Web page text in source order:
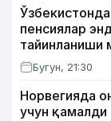
Ўзбекистонда
пенсиялар
тайинланиши
Бугун, 21:30
Норвегияда
учун қамалди